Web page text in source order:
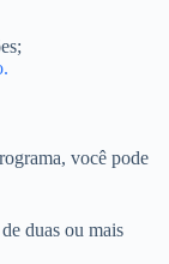
você pode
duas ou mais